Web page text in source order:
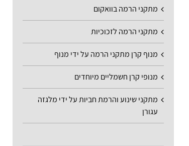
מתקני הרמה בוואקום
מתקני הרמה לזכוכיות
מנוף קרן מתקני הרמה על ידי מנוף
מנופי קרן חשמליים מיוחדים
מתקני שינוע והרמת חביות על ידי מלגזה
עגורן